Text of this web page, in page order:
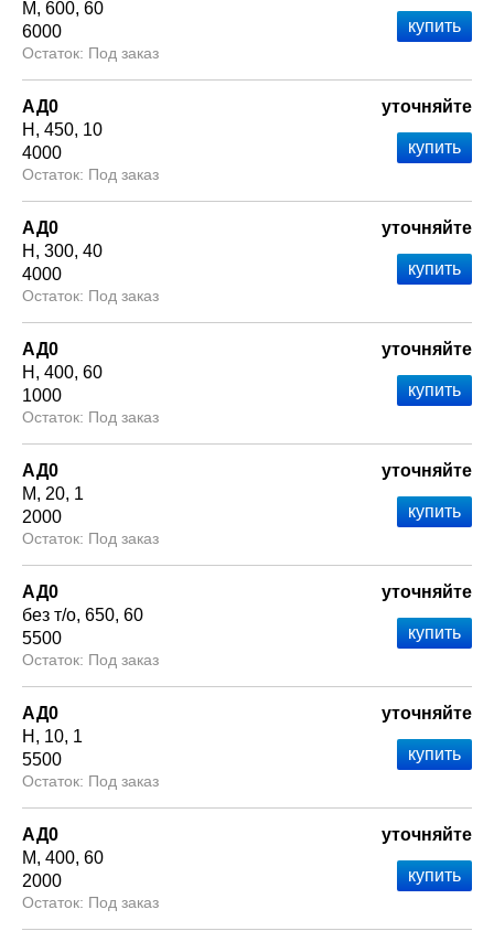
М 600 60
6000
Под заказ
АД0
Н
450 10
4000
Под заказ
уточняйте
АД0
Н
300 40
4000
Под заказ
уточняйте
АД0
Н
400 60
1000
Под заказ
уточняйте
АД0
М
20 1
2000
Под заказ
уточняйте
АД0
без т/о 650 60
5500
Под заказ
уточняйте
АД0
Н
10 1
5500
Под заказ
уточняйте
АД0
М 400 60
2000
Под заказ
уточняйте